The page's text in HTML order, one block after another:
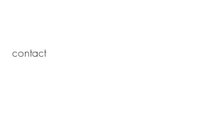
contact